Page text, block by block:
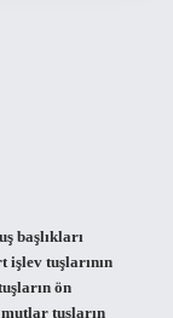
başlıkları
işlev tuşlarının
ön
tuşların